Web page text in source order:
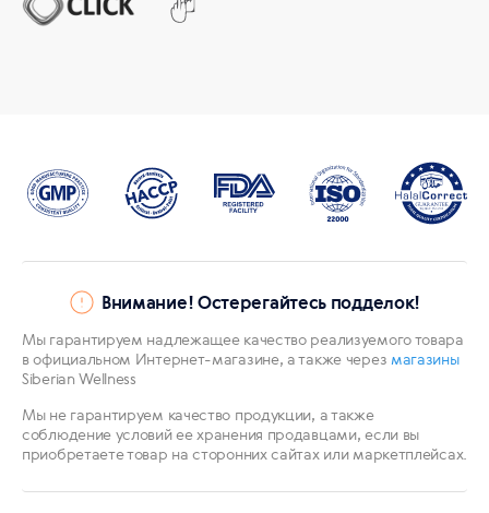
Внимание! Остерегайтесь подделок!
Мы гарантируем надлежащее качество реализуемого товара
в официальном Интернет-магазине, а также через магазины
Siberian Wellness
Мы не гарантируем качество продукции, а также
соблюдение условий ее хранения продавцами, если вы
приобретаете товар на сторонних сайтах или маркетплейсах.